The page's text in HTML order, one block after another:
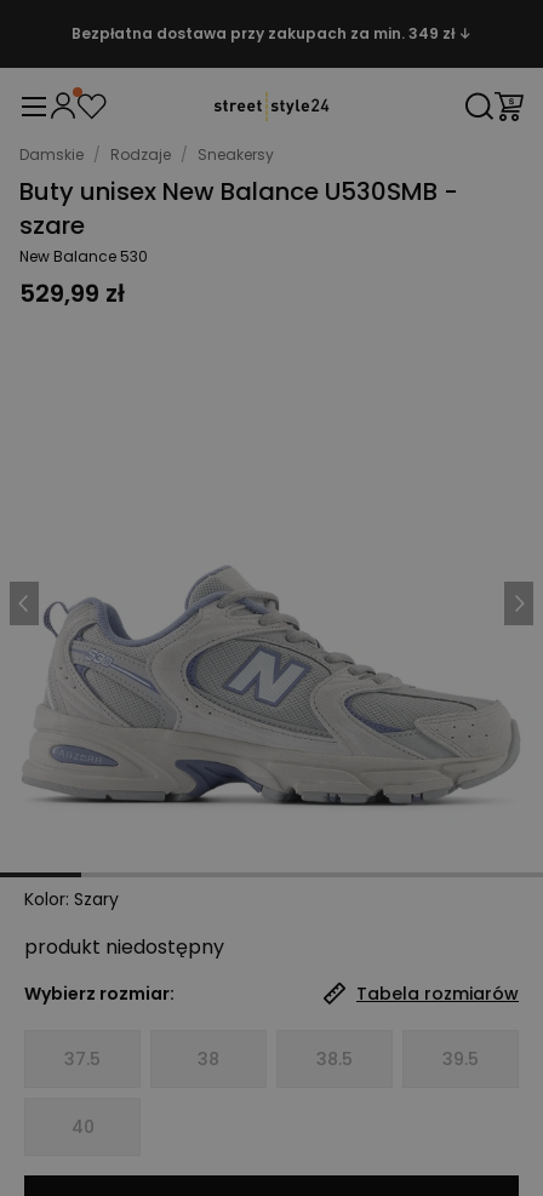
Bezpłatna dostawa przy zakupach za min. 349 zł ↓
Damskie / Rodzaje / Sneakersy
Buty unisex New Balance U530SMB -
szare
New Balance 530
529,99 zł
Kolor: Szary
produkt niedostępny
Wybierz rozmiar: Tabela rozmiarów
37.5 38 38.5 39.5
40